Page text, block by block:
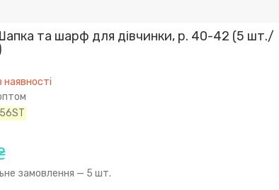
та шарф для дівчинки, р. 40-42 (5 шт./
наявності
замовлення — 5 шт.